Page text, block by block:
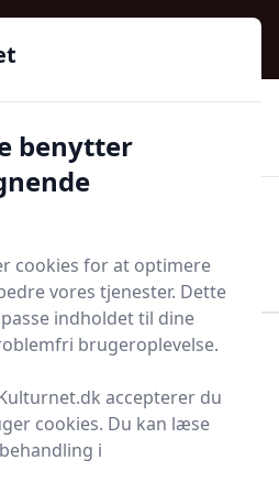
| Din Kulturguide Siden
butikker
Møbler
- 26 på lager
guide om
benytter
cookies for at optimere
vores tjenester. Dette
indholdet til dine
brugeroplevelse.
accepterer du
cookies. Du kan læse
i